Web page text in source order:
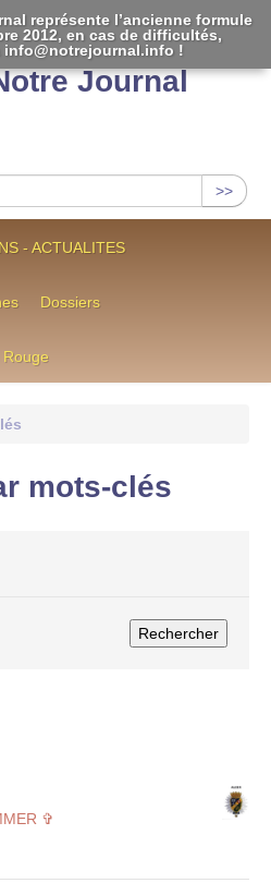
Journal
>>
- ACTUALITES
Dossiers
Rouge
mots-clés
✞
représente l’ancienne formule
2012, en cas de difficultés,
!